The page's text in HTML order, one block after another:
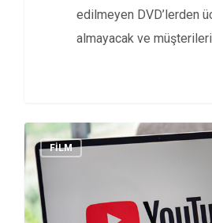
edilmeyen DVD’lerden
almayacak ve
FİLM